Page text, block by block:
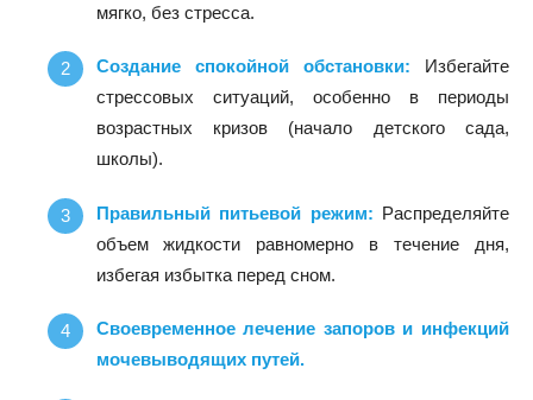
мягко, без стресса.
Создание спокойной обстановки: Избегайте
стрессовых ситуаций, особенно в периоды
возрастных кризов (начало детского сада,
школы).
Правильный питьевой режим: Распределяйте
объем жидкости равномерно в течение дня,
избегая избытка перед сном.
Своевременное лечение запоров и инфекций
мочевыводящих путей.